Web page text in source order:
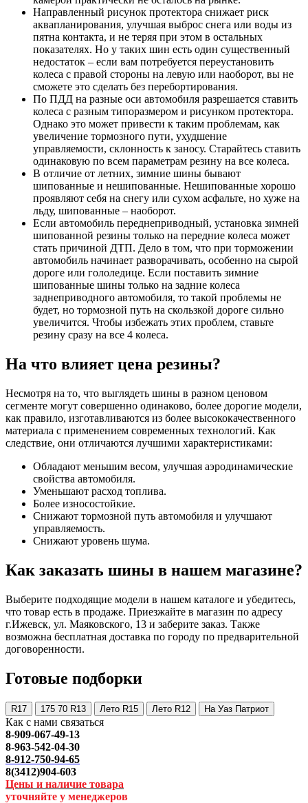
Направленный рисунок протектора снижает риск
аквапланирования, улучшая выброс снега или воды из
пятна контакта, и не теряя при этом в остальных
показателях. Но у таких шин есть один существенный
недостаток – если вам потребуется переустановить
колеса с правой стороны на левую или наоборот, вы не
сможете это сделать без перебортирования.
По ПДД на разные оси автомобиля разрешается ставить
колеса с разным типоразмером и рисунком протектора.
Однако это может привести к таким проблемам, как
увеличение тормозного пути, ухудшение
управляемости, склонность к заносу. Старайтесь ставить
одинаковую по всем параметрам резину на все колеса.
В отличие от летних, зимние шины бывают
шипованные и нешипованные. Нешипованные хорошо
проявляют себя на снегу или сухом асфальте, но хуже на
льду, шипованные – наоборот.
Если автомобиль переднеприводный, установка зимней
шипованной резины только на передние колеса может
стать причиной ДТП. Дело в том, что при торможении
автомобиль начинает разворачивать, особенно на сырой
дороге или гололедице. Если поставить зимние
шипованные шины только на задние колеса
заднеприводного автомобиля, то такой проблемы не
будет, но тормозной путь на скользкой дороге сильно
увеличится. Чтобы избежать этих проблем, ставьте
резину сразу на все 4 колеса.
На что влияет цена резины?
Несмотря на то, что выглядеть шины в разном ценовом
сегменте могут совершенно одинаково, более дорогие модели,
как правило, изготавливаются из более высококачественного
материала с применением современных технологий. Как
следствие, они отличаются лучшими характеристиками:
Обладают меньшим весом, улучшая аэродинамические
свойства автомобиля.
Уменьшают расход топлива.
Более износостойкие.
Снижают тормозной путь автомобиля и улучшают
управляемость.
Снижают уровень шума.
Как заказать шины в нашем магазине?
Выберите подходящие модели в нашем каталоге и убедитесь,
что товар есть в продаже. Приезжайте в магазин по адресу
г.Ижевск, ул. Маяковского, 13 и заберите заказ. Также
возможна бесплатная доставка по городу по предварительной
договоренности.
Готовые подборки
R17 175 70 R13 Лето R15 Лето R12 На Уаз Патриот
Как с нами связаться
8-909-067-49-13
8-963-542-04-30
8-912-750-94-65
8(3412)904-603
Цены и наличие товара
уточняйте у менеджеров